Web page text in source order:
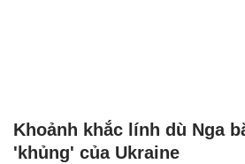
Khoảnh khắc lính dù Nga
'khủng' của Ukraine